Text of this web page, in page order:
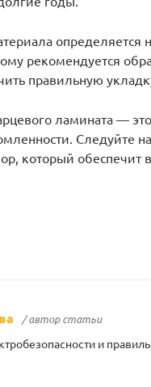
определяется
рекомендуется
правильную
ламината —
который обеспечит
/ автор статьи
и